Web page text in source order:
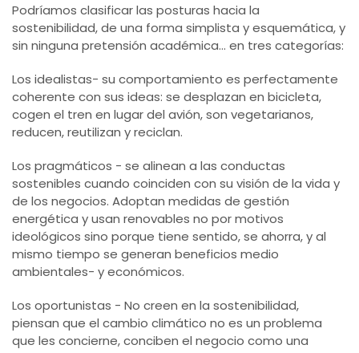
Podríamos clasificar las posturas hacia la
sostenibilidad, de una forma simplista y esquemática, y
sin ninguna pretensión académica... en tres categorías:
Los idealistas- su comportamiento es perfectamente
coherente con sus ideas: se desplazan en bicicleta,
cogen el tren en lugar del avión, son vegetarianos,
reducen, reutilizan y reciclan.
Los pragmáticos - se alinean a las conductas
sostenibles cuando coinciden con su visión de la vida y
de los negocios. Adoptan medidas de gestión
energética y usan renovables no por motivos
ideológicos sino porque tiene sentido, se ahorra, y al
mismo tiempo se generan beneficios medio
ambientales- y económicos.
Los oportunistas - No creen en la sostenibilidad,
piensan que el cambio climático no es un problema
que les concierne, conciben el negocio como una